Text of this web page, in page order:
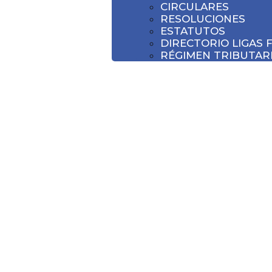
CIRCULARES
RESOLUCIONES
ESTATUTOS
DIRECTORIO LIGAS
RÉGIMEN